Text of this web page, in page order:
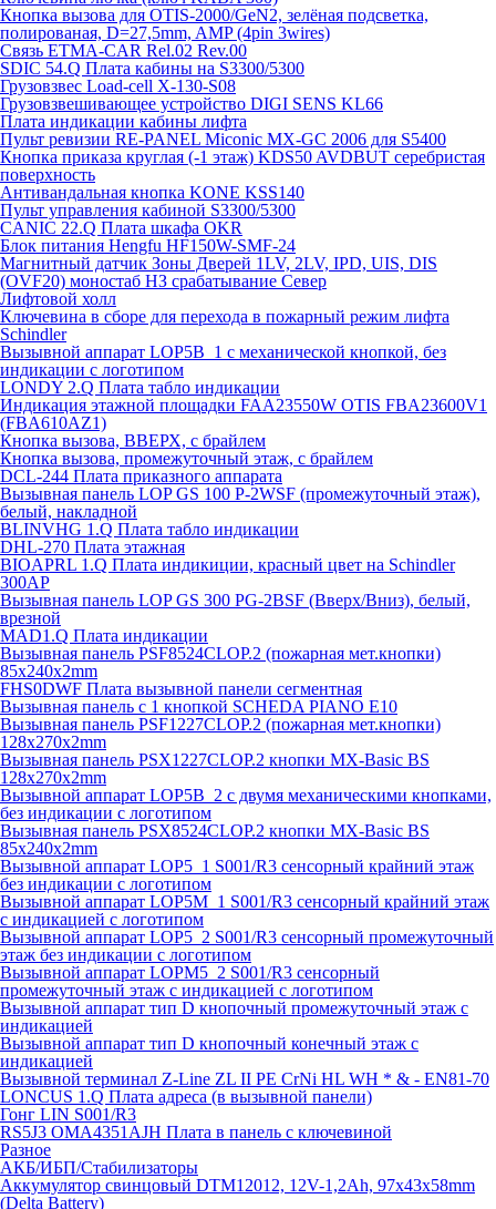
Кнопка вызова для OTIS-2000/GeN2, зелёная подсветка,
полированая, D=27,5mm, AMP (4pin 3wires)
Связь ETMA-CAR Rel.02 Rev.00
SDIC 54.Q Плата кабины на S3300/5300
Грузовзвес Load-cell X-130-S08
Грузовзвешивающее устройство DIGI SENS KL66
Плата индикации кабины лифта
Пульт ревизии RE-PANEL Miconic MX-GC 2006 для S5400
Кнопка приказа круглая (-1 этаж) KDS50 AVDBUT серебристая
поверхность
Антивандальная кнопка KONE KSS140
Пульт управления кабиной S3300/5300
CANIC 22.Q Плата шкафа OKR
Блок питания Hengfu HF150W-SMF-24
Магнитный датчик Зоны Дверей 1LV, 2LV, IPD, UIS, DIS
(OVF20) моностаб НЗ срабатывание Cевер
Лифтовой холл
Ключевина в сборе для перехода в пожарный режим лифта
Schindler
Вызывной аппарат LOP5B_1 с механической кнопкой, без
индикации с логотипом
LONDY 2.Q Плата табло индикации
Индикация этажной площадки FAA23550W OTIS FBA23600V1
(FBA610AZ1)
Кнопка вызова, ВВЕРХ, с брайлем
Кнопка вызова, промежуточный этаж, с брайлем
DCL-244 Плата приказного аппарата
Вызывная панель LOP GS 100 P-2WSF (промежуточный этаж),
белый, накладной
BLINVHG 1.Q Плата табло индикации
DHL-270 Плата этажная
BIOAPRL 1.Q Плата индикиции, красный цвет на Schindler
300AP
Вызывная панель LOP GS 300 PG-2BSF (Вверх/Вниз), белый,
врезной
MAD1.Q Плата индикации
Вызывная панель PSF8524CLOP.2 (пожарная мет.кнопки)
85х240х2mm
FHS0DWF Плата вызывной панели сегментная
Вызывная панель с 1 кнопкой SCHEDA PIANO E10
Вызывная панель PSF1227CLOP.2 (пожарная мет.кнопки)
128х270х2mm
Вызывная панель PSX1227CLOP.2 кнопки MX-Basic BS
128х270х2mm
Вызывной аппарат LOP5B_2 с двумя механическими кнопками,
без индикации с логотипом
Вызывная панель PSX8524CLOP.2 кнопки MX-Basic BS
85х240х2mm
Вызывной аппарат LOP5_1 S001/R3 сенсорный крайний этаж
без индикации с логотипом
Вызывной аппарат LOP5M_1 S001/R3 сенсорный крайний этаж
с индикацией с логотипом
Вызывной аппарат LOP5_2 S001/R3 сенсорный промежуточный
этаж без индикации с логотипом
Вызывной аппарат LOPM5_2 S001/R3 сенсорный
промежуточный этаж с индикацией с логотипом
Вызывной аппарат тип D кнопочный промежуточный этаж с
индикацией
Вызывной аппарат тип D кнопочный конечный этаж с
индикацией
Вызывной терминал Z-Line ZL II PE CrNi HL WH * & - EN81-70
LONCUS 1.Q Плата адреса (в вызывной панели)
Гонг LIN S001/R3
RS5J3 OMA4351AJH Плата в панель с ключевиной
Разное
АКБ/ИБП/Стабилизаторы
Аккумулятор свинцовый DTM12012, 12V-1,2Ah, 97х43х58mm
(Delta Battery)